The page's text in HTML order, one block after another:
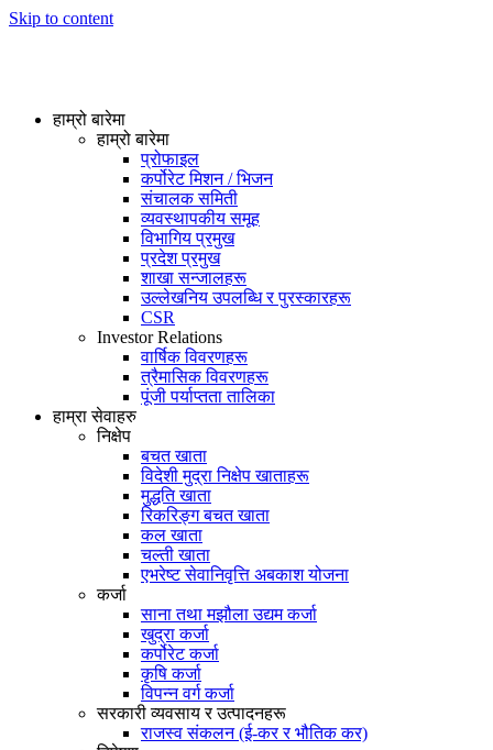
Skip to content
हाम्रो बारेमा
हाम्रो बारेमा
प्रोफाइल
कर्पोरेट मिशन / भिजन
संचालक समिती
व्यवस्थापकीय समूह
विभागिय प्रमुख
प्रदेश प्रमुख
शाखा सन्जालहरू
उल्लेखनिय उपलब्धि र पुरस्कारहरू
CSR
Investor Relations
वार्षिक विवरणहरू
त्रैमासिक विवरणहरू
पूंजी पर्याप्तता तालिका
हाम्रा सेवाहरु
निक्षेप
बचत खाता
विदेशी मुद्रा निक्षेप खाताहरू
मुद्धति खाता
रिकरिङ्ग बचत खाता
कल खाता
चल्ती खाता
एभरेष्ट सेवानिवृत्ति अबकाश योजना
कर्जा
साना तथा मझौला उद्यम कर्जा
खुद्रा कर्जा
कर्पोरेट कर्जा
कृषि कर्जा
विपन्न वर्ग कर्जा
सरकारी व्यवसाय र उत्पादनहरू
राजस्व संकलन (ई-कर र भौतिक कर)